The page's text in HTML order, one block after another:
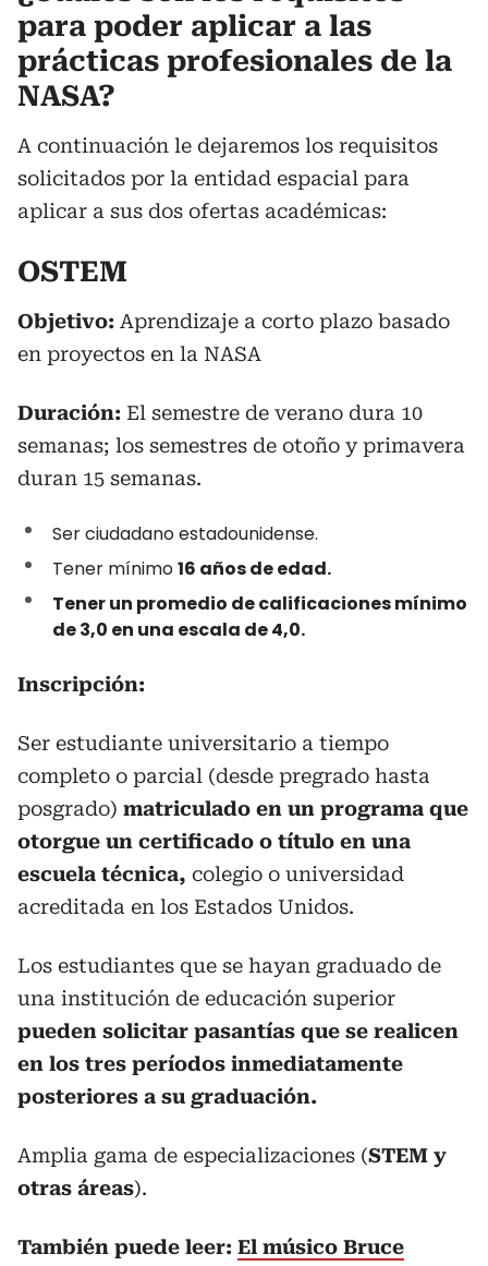
para poder aplicar a las
prácticas profesionales de la
NASA?
A continuación le dejaremos los requisitos
solicitados por la entidad espacial para
aplicar a sus dos ofertas académicas:
OSTEM
Objetivo: Aprendizaje a corto plazo basado
en proyectos en la NASA
Duración: El semestre de verano dura 10
semanas; los semestres de otoño y primavera
duran 15 semanas.
Ser ciudadano estadounidense.
Tener mínimo16 años de edad.
Tener un promedio de calificaciones mínimo
de 3,0 en una escala de 4,0.
Inscripción:
Ser estudiante universitario a tiempo
completo o parcial (desde pregrado hasta
posgrado) matriculado en un programa que
otorgue un certificado o título en una
escuela técnica, colegio o universidad
acreditada en los Estados Unidos.
Los estudiantes que se hayan graduado de
una institución de educación superior
pueden solicitar pasantías que se realicen
en los tres períodos inmediatamente
posteriores a su graduación.
Amplia gama de especializaciones (STEM y
otras áreas).
También puede leer: El músico Bruce